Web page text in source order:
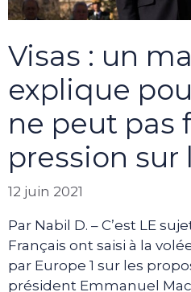
Visas : un
explique
ne peut pas
pression sur
12 juin 2021
Par Nabil D. – C’est LE
Français ont saisi à la
par Europe 1 sur les
président Emmanuel